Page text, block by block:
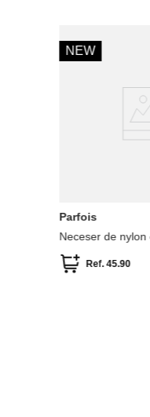
NEW
Parfois
Neceser de nylon
Ref.45.90